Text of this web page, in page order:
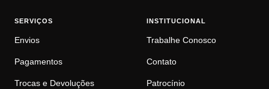
SERVIÇOS
Envios
Pagamentos
Trocas e Devoluções
INSTITUCIONAL
Trabalhe Conosco
Contato
Patrocínio